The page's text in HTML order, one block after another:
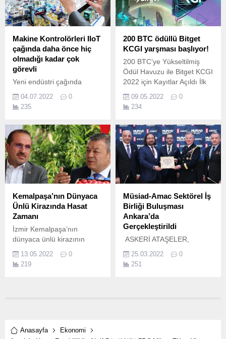
düzenleniyor.
Makine Kontrolörleri IIoT
çağında daha önce hiç
olmadığı kadar çok
görevli
Yeni endüstri çağında
bu yeni genişletilmiş
altyapının kalbini ise son
kontrolörleri oluşturuyor.
04.07.2022
0
235
200 BTC ödüllü Bitget
KCGI yarşması başlıyor!
200 BTC’ye Yükseltilmiş
Ödül Havuzu ile Bitget KCGI
2022 için Kayıtlar Açıldı İlk
kullanıcı Lider global
kripto borsası Bitget'in ev
beklenen ve yılda iki defa
düzenlenen global kripto
vadeli işlem yarışması
King's Cup...
09.05.2022
0
234
Kemalpaşa’nın Dünyaca
Ünlü Kirazında Hasat
Zamanı
İzmir Kemalpaşa’nın
dünyaca ünlü kirazının
13.05.2022
0
219
Müsiad-Amac Sektörel İş
Birliği Buluşması
Ankara’da
Gerçekleştirildi
ASKERİ ATAŞELER,
ARAYA GELDİ MÜSİAD &
AMAC Sektörel İş Birliği
25.03.2022
0
251
Anasayfa
Ekonomi